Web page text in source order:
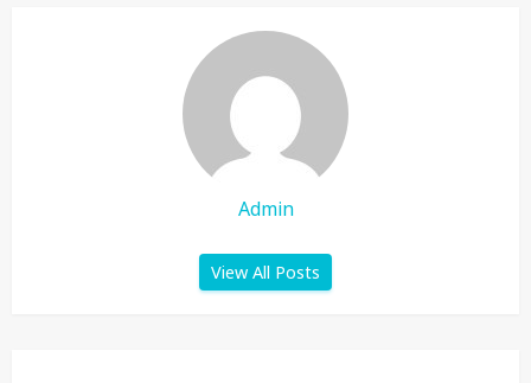
Admin
View All Posts